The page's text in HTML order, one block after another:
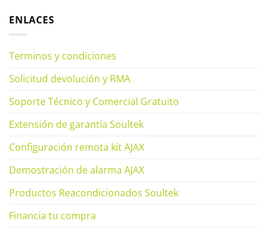
ENLACES
Terminos y condiciones
Solicitud devolución y RMA
Soporte Técnico y Comercial Gratuito
Extensión de garantía Soultek
Configuración remota kit AJAX
Demostración de alarma AJAX
Productos Reacondicionados Soultek
Financia tu compra